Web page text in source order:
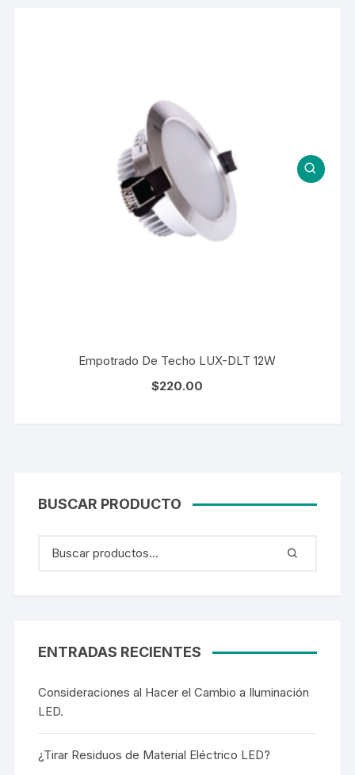
Empotrado De Techo LUX-DLT 12W
$220.00
BUSCAR PRODUCTO
ENTRADAS RECIENTES
Consideraciones al Hacer el Cambio a Iluminación
LED.
¿Tirar Residuos de Material Eléctrico LED?